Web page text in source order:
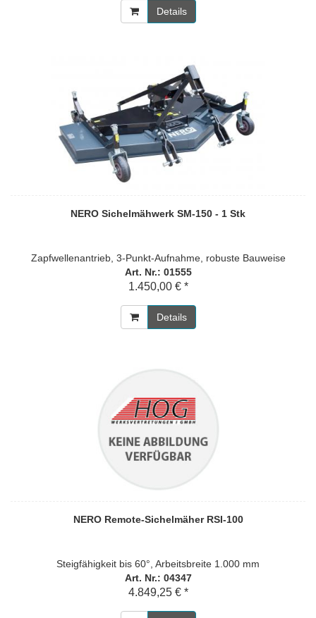
Details
NERO Sichelmähwerk SM-150 - 1 Stk
Zapfwellenantrieb, 3-Punkt-Aufnahme, robuste Bauweise
Art. Nr.: 01555
1.450,00 € *
Details
NERO Remote-Sichelmäher RSI-100
Steigfähigkeit bis 60°, Arbeitsbreite 1.000 mm
Art. Nr.: 04347
4.849,25 € *